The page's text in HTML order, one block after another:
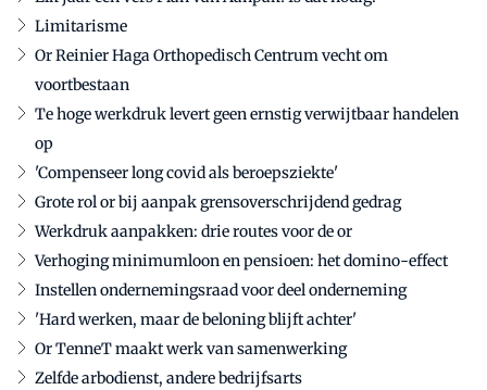
Limitarisme
Or Reinier Haga Orthopedisch Centrum vecht om
voortbestaan
Te hoge werkdruk levert geen ernstig verwijtbaar handelen
op
'Compenseer long covid als beroepsziekte'
Grote rol or bij aanpak grensoverschrijdend gedrag
Werkdruk aanpakken: drie routes voor de or
Verhoging minimumloon en pensioen: het domino-effect
Instellen ondernemingsraad voor deel onderneming
'Hard werken, maar de beloning blijft achter'
Or TenneT maakt werk van samenwerking
Zelfde arbodienst, andere bedrijfsarts